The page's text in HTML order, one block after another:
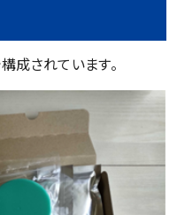
成されています。